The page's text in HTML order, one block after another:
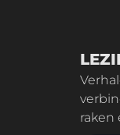
Verhalen die gesprekken openen over dementie, creativiteit en
raken